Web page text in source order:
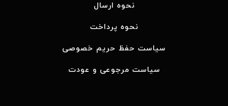
نحوه ارسال
نحوه پرداخت
سیاست حفظ حریم خصوصی
سیاست مرجوعی و عودت